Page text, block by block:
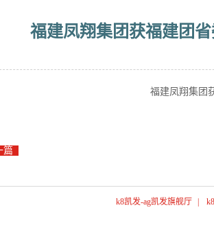
福建凤翔集团获福建团
福建凤翔集团
篇
k8凯发-ag凯发旗舰厅